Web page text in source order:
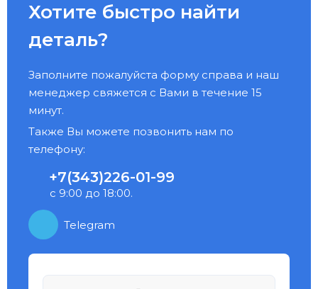
Хотите быстро найти
деталь?
Заполните пожалуйста форму справа и наш
менеджер свяжется с Вами в течение 15
минут.
Также Вы можете позвонить нам по
телефону:
+7(343)226-01-99
с 9:00 до 18:00.
Telegram